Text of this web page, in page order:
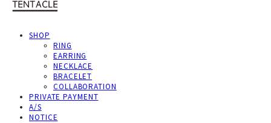
SHOP
RING
EARRING
NECKLACE
BRACELET
COLLABORATION
PRIVATE PAYMENT
A/S
NOTICE